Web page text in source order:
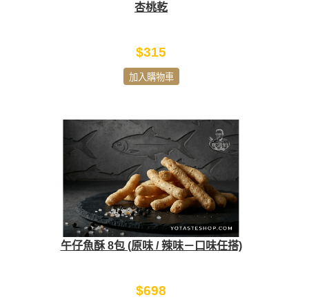
杏桃乾
$315
加入購物車
午仔魚酥 8包 (原味 / 辣味－口味任搭)
$698